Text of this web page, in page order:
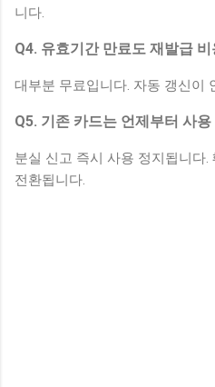
니다.
Q4. 유효기간 만료도 재발급
대부분 무료입니다. 자동 갱신이
Q5. 기존 카드는 언제부터 사
분실 신고 즉시 사용 정지됩니다.
전환됩니다.